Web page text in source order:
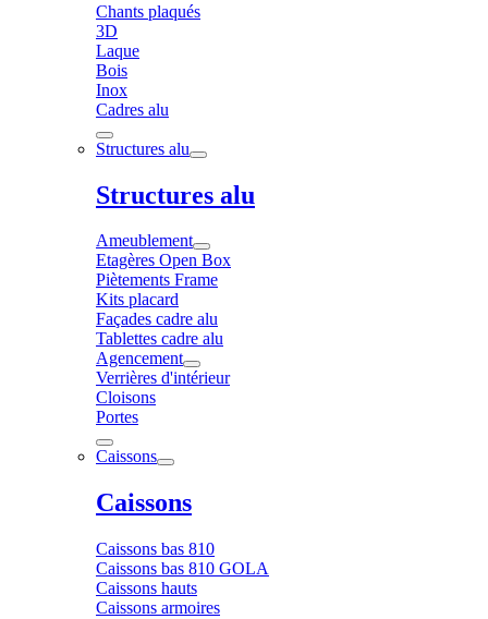
Chants plaqués
3D
Laque
Bois
Inox
Cadres alu
Structures alu
Structures alu
Ameublement
Etagères Open Box
Piètements Frame
Kits placard
Façades cadre alu
Tablettes cadre alu
Agencement
Verrières d'intérieur
Cloisons
Portes
Caissons
Caissons
Caissons bas 810
Caissons bas 810 GOLA
Caissons hauts
Caissons armoires